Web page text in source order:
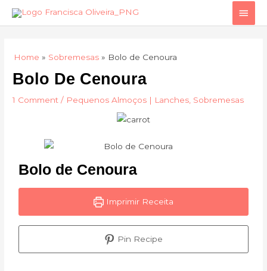
Skip
Main
Home Sobremesas Bolo de Cenoura
Bolo De Cenoura
1 Comment / Pequenos Almoços | Lanches, Sobremesas
Bolo de Cenoura
Imprimir Receita
Pin Recipe